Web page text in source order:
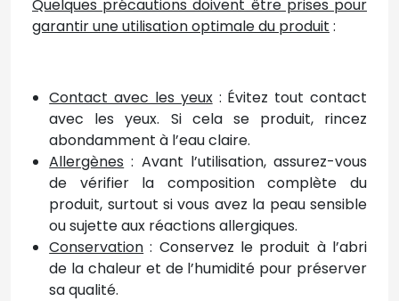
Quelques précautions doivent être prises pour
garantir une utilisation optimale du produit :
Contact avec les yeux: Évitez tout contact
avec les yeux. Si cela se produit, rincez
abondamment à l’eau claire.
Allergènes : Avant l’utilisation, assurez-vous
de vérifier la composition complète du
produit, surtout si vous avez la peau sensible
ou sujette aux réactions allergiques.
Conservation : Conservez le produit à l’abri
de la chaleur et de l’humidité pour préserver
sa qualité.